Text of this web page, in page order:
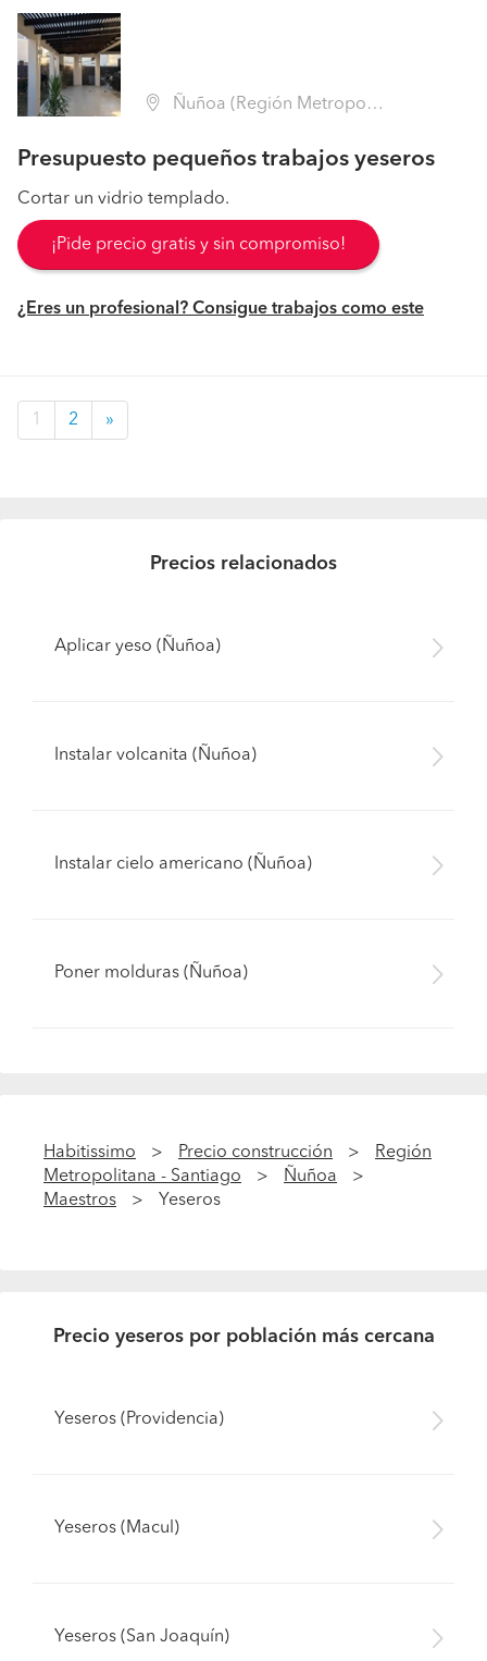
Ñuñoa (Región Metropolitana - Santiago)
Presupuesto pequeños trabajos yeseros
Cortar un vidrio templado.
¡Pide precio gratis y sin compromiso!
¿Eres un profesional? Consigue trabajos como este
1 2 »
Precios relacionados
Aplicar yeso (Ñuñoa)
Instalar volcanita (Ñuñoa)
Instalar cielo americano (Ñuñoa)
Poner molduras (Ñuñoa)
Habitissimo Precio construcción
Región
Metropolitana - Santiago
Ñuñoa
Maestros
Yeseros
Precio yeseros por población más cercana
Yeseros (Providencia)
Yeseros (Macul)
Yeseros (San Joaquín)